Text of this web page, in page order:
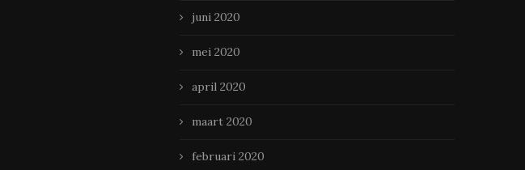
juni 2020
mei 2020
april 2020
maart 2020
februari 2020